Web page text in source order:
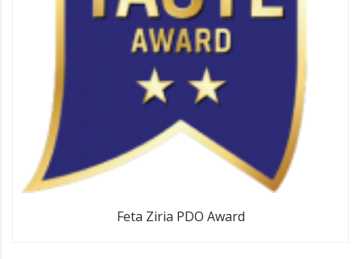
Feta Ziria PDO Award